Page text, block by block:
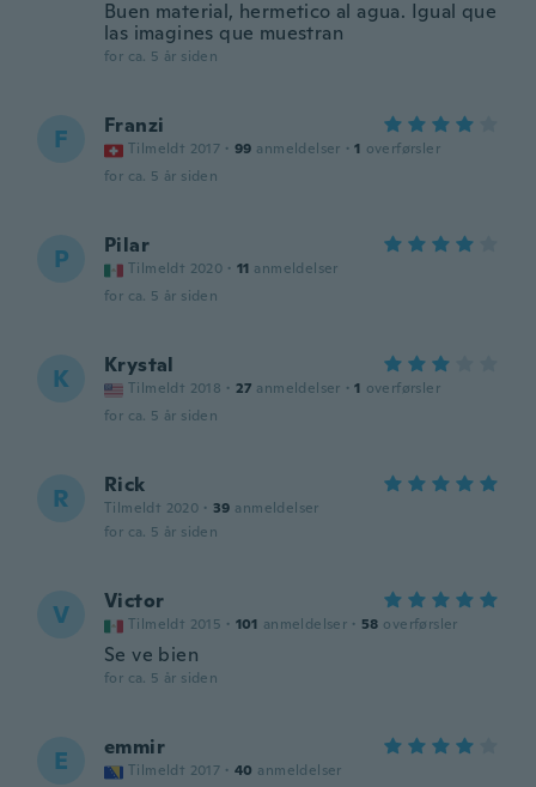
Buen material, hermetico al agua. Igual que
las imagines que muestran
for ca. 5 år siden
F Franzi
Tilmeldt 2017 · 99 anmeldelser · 1 overførsler
for ca. 5 år siden
P Pilar
Tilmeldt 2020 · 11 anmeldelser
for ca. 5 år siden
K Krystal
Tilmeldt 2018 · 27 anmeldelser · 1 overførsler
for ca. 5 år siden
R Rick
Tilmeldt 2020 · 39 anmeldelser
for ca. 5 år siden
V Victor
Tilmeldt 2015 · 101 anmeldelser · 58 overførsler
Se ve bien
for ca. 5 år siden
E emmir
Tilmeldt 2017 · 40 anmeldelser